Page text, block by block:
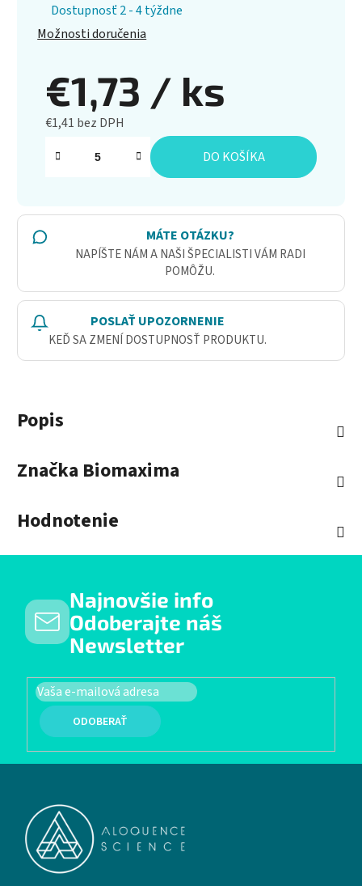
Dostupnosť 2 - 4 týždne
Možnosti doručenia
€1,73 / ks
€1,41 bez DPH
Jednotková cena:
DO KOŠÍKA
MÁTE OTÁZKU?
NAPÍŠTE NÁM A NAŠI ŠPECIALISTI VÁM RADI
POMÔŽU.
POSLAŤ UPOZORNENIE
KEĎ SA ZMENÍ DOSTUPNOSŤ PRODUKTU.
Popis
Značka Biomaxima
Hodnotenie
Najnovšie info
Odoberajte náš
Newsletter
PRIHLÁSIŤ SA